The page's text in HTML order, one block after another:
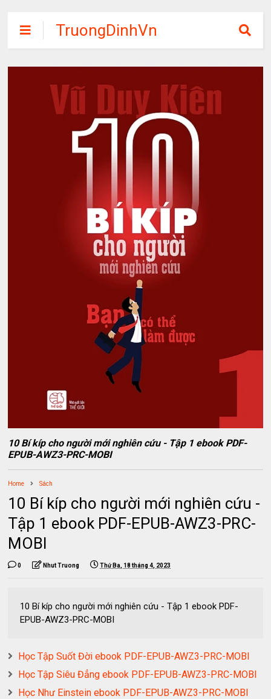
TruongDinhVn
Chia sẽ ebook,
các khóa học,
phần mềm học
tập miễn phí
10 Bí kíp cho người mới nghiên cứu - Tập 1 ebook PDF-
EPUB-AWZ3-PRC-MOBI
Home Sách
10 Bí kíp cho người mới nghiên cứu -
Tập 1 ebook PDF-EPUB-AWZ3-PRC-
MOBI
0 Nhut Truong Thứ Ba, 18 tháng 4, 2023
10 Bí kíp cho người mới nghiên cứu - Tập 1 ebook PDF-
EPUB-AWZ3-PRC-MOBI
Học Tập Suốt Đời ebook PDF-EPUB-AWZ3-PRC-MOBI
Học Tập Siêu Đẳng ebook PDF-EPUB-AWZ3-PRC-MOBI
Học Như Einstein ebook PDF-EPUB-AWZ3-PRC-MOBI